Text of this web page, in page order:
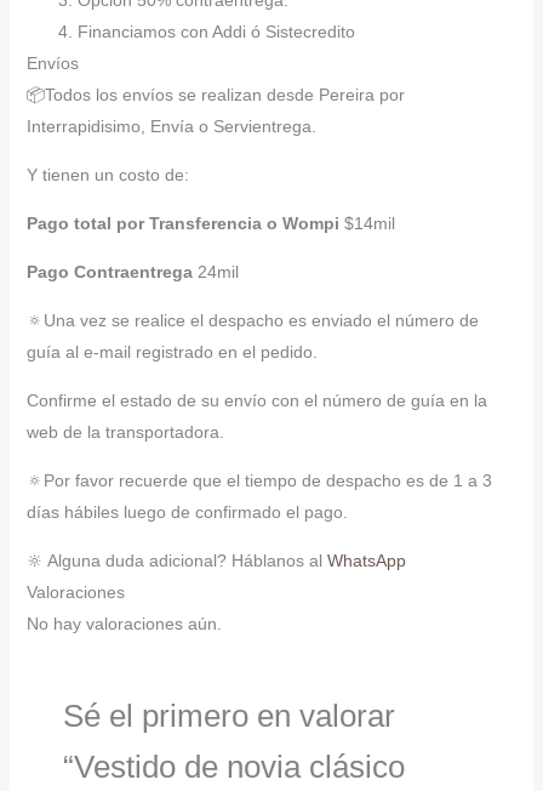
Financiamos con Addi ó Sistecredito
Envíos
📦Todos los envíos se realizan desde Pereira por
Interrapidisimo, Envía o Servientrega.
Y tienen un costo de:
Pago total por Transferencia o Wompi $14mil
Pago Contraentrega24mil
🔅Una vez se realice el despacho es enviado el número de
guía al e-mail registrado en el pedido.
Confirme el estado de su envío con el número de guía en la
web de la transportadora.
🔅Por favor recuerde que el tiempo de despacho es de 1 a 3
días hábiles luego de confirmado el pago.
🔆 Alguna duda adicional? Háblanos al WhatsApp
Valoraciones
No hay valoraciones aún.
Sé el primero en valorar
“Vestido de novia clásico